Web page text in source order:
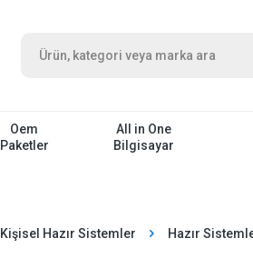
Oem
Paketler
All in One
Bilgisayar
Kişisel Hazır Sistemler Hazır